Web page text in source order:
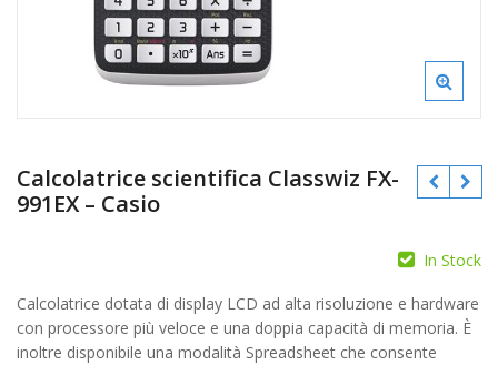
Calcolatrice scientifica Classwiz FX-
991EX – Casio
In Stock
Calcolatrice dotata di display LCD ad alta risoluzione e hardware
con processore più veloce e una doppia capacità di memoria. È
inoltre disponibile una modalità Spreadsheet che consente